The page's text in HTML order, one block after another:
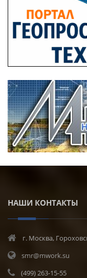
НАШИ КОНТАКТЫ
г. Москва,
smr@mwork.su
(499) 263-15-55